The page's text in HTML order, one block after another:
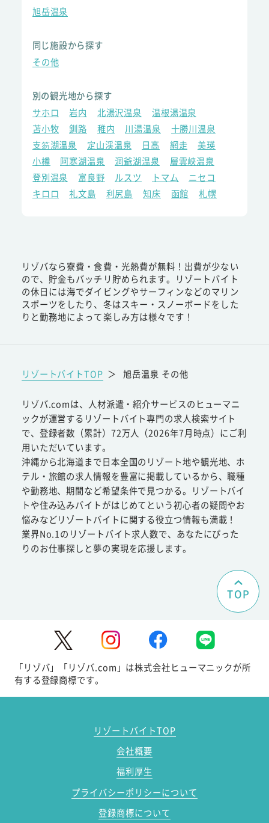
旭岳温泉
同じ施設から探す
その他
別の観光地から探す
サホロ
岩内 北湯沢温泉
温根湯温泉
苫小牧
釧路 稚内 川湯温泉
十勝川温泉
支笏湖温泉
定山渓温泉 日高 網走
美瑛
小樽
阿寒湖温泉 洞爺湖温泉
層雲峡温泉
登別温泉
富良野 ルスツ トマム
ニセコ
キロロ
礼文島 利尻島 知床 函館 札幌
リゾバなら寮費・食費・光熱費が無料！出費が少ない
ので、貯金もバッチリ貯められます。リゾートバイト
の休日には海でダイビングやサーフィンなどのマリン
スポーツをしたり、冬はスキー・スノーボードをした
りと勤務地によって楽しみ方は様々です！
リゾートバイトTOP ＞ 旭岳温泉 その他
リゾバ.comは、人材派遣・紹介サービスのヒューマニ
ックが運営するリゾートバイト専門の求人検索サイト
で、登録者数（累計）72万人（2026年7月時点）にご利
用いただいています。
沖縄から北海道まで日本全国のリゾート地や観光地、ホ
テル・旅館の求人情報を豊富に掲載しているから、職種
や勤務地、期間など希望条件で見つかる。リゾートバイ
トや住み込みバイトがはじめてという初心者の疑問やお
悩みなどリゾートバイトに関する役立つ情報も満載！
業界No.1のリゾートバイト求人数で、あなたにぴった
りのお仕事探しと夢の実現を応援します。
TOP
「リゾバ」「リゾバ.com」は株式会社ヒューマニックが所
有する登録商標です。
リゾートバイトTOP
会社概要
福利厚生
プライバシーポリシーについて
登録商標について